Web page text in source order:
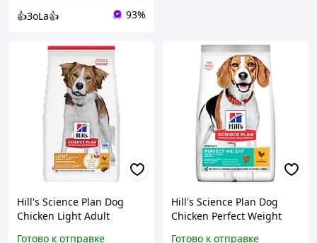
👍ЗоLa👍 93%
Hill's Science Plan Dog
Chicken Light Adult
Готово к отправке
Hill's Science Plan Dog
Chicken Perfect Weight
Готово к отправке